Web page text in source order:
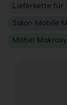
Lieferkette für
Salon Mobile
Möbel